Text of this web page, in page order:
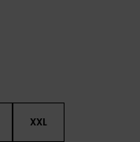
XXL